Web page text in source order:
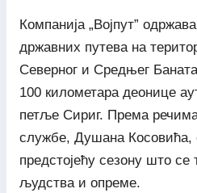
Компанија „Војпут”
државних путева на
Северног и Средњег
100 километара деонице
петље Сириг. Према
службе, Душана Косовића,
предстојећу сезону што се
људства и опреме.